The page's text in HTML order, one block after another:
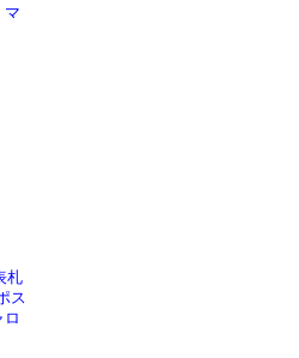
マ
札
ス
ロ